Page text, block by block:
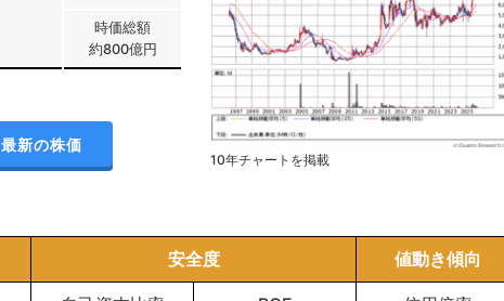
時価総額
約800億円
最新の株価
10年チャートを掲載
安全度 値動き傾向